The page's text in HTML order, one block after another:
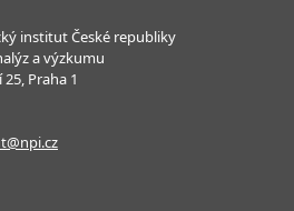
institut České republiky
a výzkumu
Praha 1